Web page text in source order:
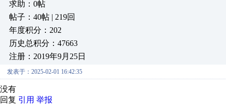
求助：0帖
帖子：40帖 | 219回
年度积分：202
历史总积分：47663
注册：2019年9月25日
发表于：2025-02-01 16:42:35
没有
回复 引用 举报